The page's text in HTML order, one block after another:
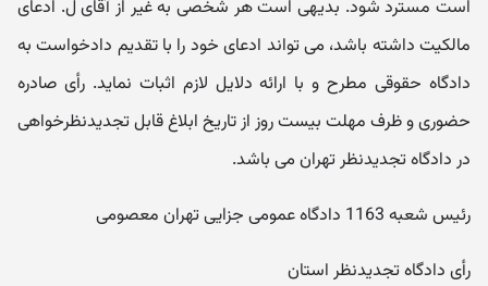
است مسترد شود. بدیهی است هر شخصی به غیر از آقای ل. ادعای
مالکیت داشته باشد، می تواند ادعای خود را با تقدیم دادخواست به
دادگاه حقوقی مطرح و با ارائه دلایل لازم اثبات نماید. رأی صادره
حضوری و ظرف مهلت بیست روز از تاریخ ابلاغ قابل تجدیدنظرخواهی
در دادگاه تجدیدنظر تهران می باشد.
رئیس شعبه 1163 دادگاه عمومی جزایی تهران معصومی
رأی دادگاه تجدیدنظر استان